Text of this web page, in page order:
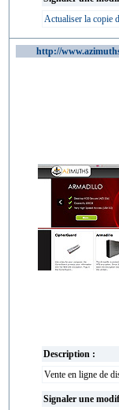
Actualiser la copie
http://
Description :
Vente en ligne de
Signaler une